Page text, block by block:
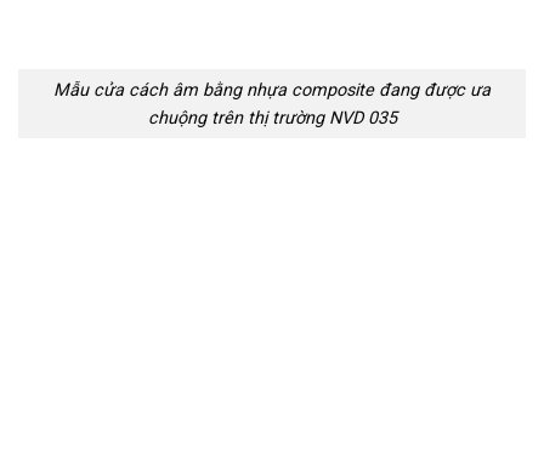
Mẫu cửa cách âm bằng nhựa composite đang được ưa
chuộng trên thị trường NVD 035